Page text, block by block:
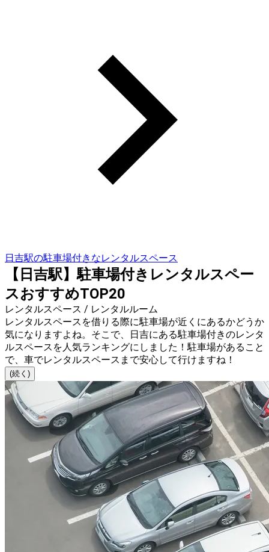
日吉駅の駐車場付きなレンタルスペース
【日吉駅】駐車場付きレンタルスペー
スおすすめTOP20
レンタルスペース / レンタルルーム
レンタルスペースを借りる際に駐車場が近くにあるかどうか
気になりますよね。そこで、日吉にある駐車場付きのレンタ
ルスペースを人気ランキングにしました！駐車場があること
で、車でレンタルスペースまで安心して行けますね！
(続く)